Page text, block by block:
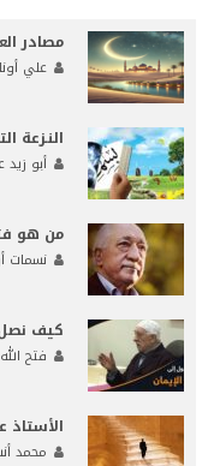
مصادر
علي
النـزعة
أبو زيد
من هو
نسمات
كيف
فتح
الأستاذ
محمد